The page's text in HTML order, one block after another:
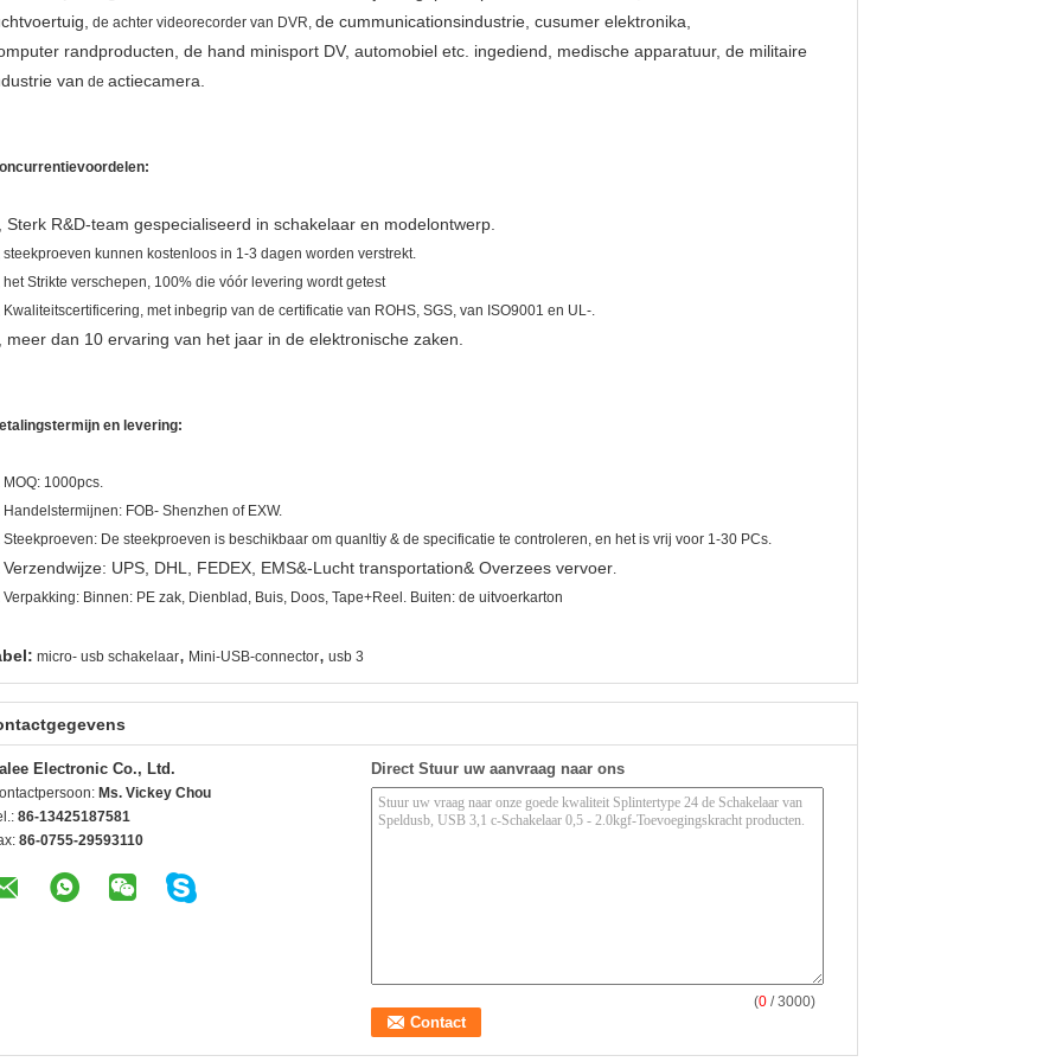
de achter videorecorder van DVR, de cummunicationsindustrie cusumer elektronika,
randproducten, de hand minisport DV, automobiel etc. ingediend, medische apparatuur, de militaire
van de actiecamera
Sterk R&D-team gespecialiseerd in schakelaar en modelontwerp.
steekproeven kunnen kostenloos in 1-3 dagen worden verstrekt.
het Strikte verschepen, 100% die vóór levering wordt getest
Kwaliteitscertificering, met inbegrip van de certificatie van ROHS, SGS, van ISO9001 en UL-.
meer dan 10 ervaring van het jaar in de elektronische zaken.
en levering:
MOQ: 1000pcs.
Handelstermijnen: FOB- Shenzhen of EXW.
Steekproeven: De steekproeven is beschikbaar om quanltiy & de specificatie te controleren, en het is vrij voor 1-30 PCs.
Verzendwijze: UPS, DHL, FEDEX, EMS&-Lucht transportation& Overzees vervoer.
Verpakking: Binnen: PE zak, Dienblad, Buis, Doos, Tape+Reel. Buiten: de uitvoerkarton
micro- usb schakelaar, Mini-USB-connector, usb 3
Electronic Co., Ltd.
Ms. Vickey Chou
86-13425187581
86-0755-29593110
Direct Stuur uw aanvraag naar ons
(0 / 3000)